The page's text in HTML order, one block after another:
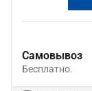
Самовывоз
Бесплатно.